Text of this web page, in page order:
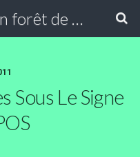
Vénerie du cerf en forêt de Compiègne
Sous Le Signe